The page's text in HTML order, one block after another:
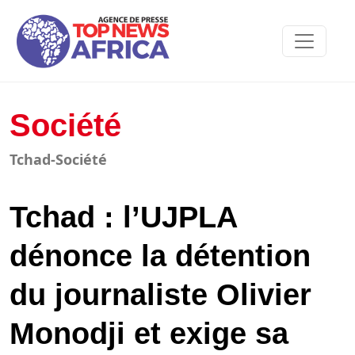
Société
Tchad-Société
Tchad : l’UJPLA
dénonce la détention
du journaliste Olivier
Monodji et exige sa